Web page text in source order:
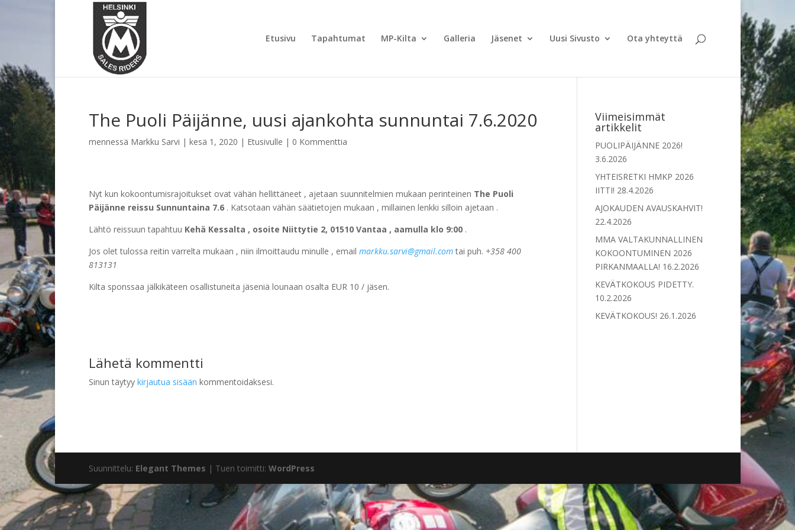
Etusivu Tapahtumat MP-Kilta Galleria Jäsenet Uusi Sivusto Ota yhteyttä
The Puoli Päijänne, uusi ajankohta sunnuntai 7.6.2020
mennessä Markku Sarvi |kesä 1, 2020 | Etusivulle | 0 Kommenttia
Nyt kun kokoontumisrajoitukset ovat vähän hellittäneet , ajetaan suunnitelmien mukaan perinteinen The Puoli
Päijänne reissu Sunnuntaina 7.6 . Katsotaan vähän säätietojen mukaan , millainen lenkki silloin ajetaan .
Lähtö reissuun tapahtuu Kehä Kessalta , osoite Niittytie 2, 01510 Vantaa , aamulla klo 9:00 .
Jos olet tulossa reitin varrelta mukaan , niin ilmoittaudu minulle , emailmarkku.sarvi@gmail.com tai puh. +358 400
813131
Kilta sponssaa jälkikäteen osallistuneita jäseniä lounaan osalta EUR 10 / jäsen.
Lähetä kommentti
Sinun täytyykirjautua sisään kommentoidaksesi.
Viimeisimmät
artikkelit
PUOLIPÄIJÄNNE 2026!
3.6.2026
YHTEISRETKI HMKP 2026
IITTI! 28.4.2026
AJOKAUDEN AVAUSKAHVIT!
22.4.2026
MMA VALTAKUNNALLINEN
KOKOONTUMINEN 2026
PIRKANMAALLA! 16.2.2026
KEVÄTKOKOUS PIDETTY.
10.2.2026
KEVÄTKOKOUS! 26.1.2026
Suunnittelu: Elegant Themes | Tuen toimitti:WordPress